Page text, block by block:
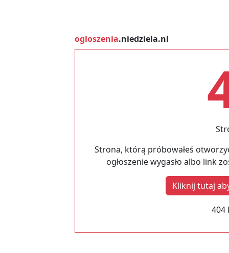
ogloszenia.niedziela.nl
Strona, którą próbowałeś
ogłoszenie wygasło albo link
Kliknij tutaj
404